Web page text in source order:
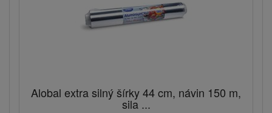
Alobal extra silný šírky 44 cm, návin 150 m,
sila ...